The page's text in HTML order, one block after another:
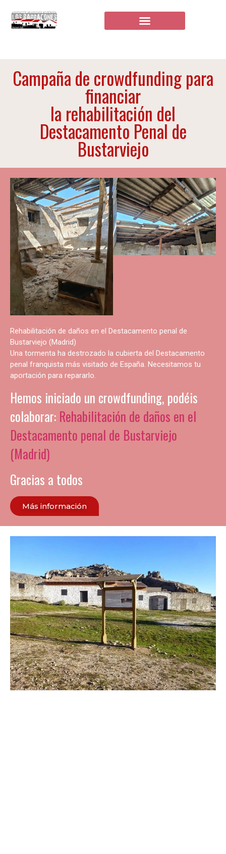
Campaña de crowdfunding para
financiar
la rehabilitación del
Destacamento Penal de
Bustarviejo
Rehabilitación de daños en el Destacamento penal de
Bustarviejo (Madrid)
Una tormenta ha destrozado la cubierta del Destacamento
penal franquista más visitado de España. Necesitamos tu
aportación para repararlo.
Hemos iniciado un crowdfunding, podéis
colaborar: Rehabilitación de daños en el
Destacamento penal de Bustarviejo
(Madrid)
Gracias a todos
Más información